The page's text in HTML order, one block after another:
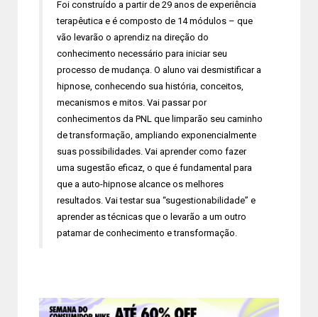
Foi construído a partir de 29 anos de experiência
terapêutica e é composto de 14 módulos – que
vão levarão o aprendiz na direção do
conhecimento necessário para iniciar seu
processo de mudança. O aluno vai desmistificar a
hipnose, conhecendo sua história, conceitos,
mecanismos e mitos. Vai passar por
conhecimentos da PNL que limparão seu caminho
de transformação, ampliando exponencialmente
suas possibilidades. Vai aprender como fazer
uma sugestão eficaz, o que é fundamental para
que a auto-hipnose alcance os melhores
resultados. Vai testar sua “sugestionabilidade” e
aprender as técnicas que o levarão a um outro
patamar de conhecimento e transformação.